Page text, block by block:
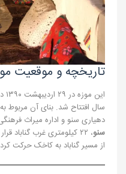
تاریخچه و موقعیت
سال افتتاح شد. بنای آن مربوط
دهیاری سنو و اداره میراث
سنو
، ۲۲ کیلومتری غرب گناباد
از مسیر گناباد به کاخک حرکت